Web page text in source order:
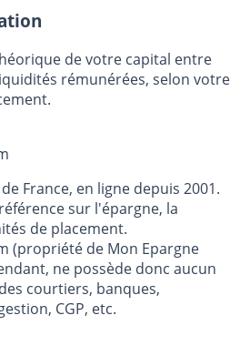
de votre capital entre
rémunérées, selon votre
France, en ligne depuis 2001.
sur l'épargne, la
de placement.
(propriété de Mon Epargne
ne possède donc aucun
courtiers, banques,
CGP, etc.